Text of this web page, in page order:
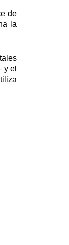
de
la
y el